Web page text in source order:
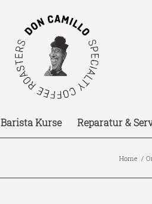
Barista Kurse Reparatur &
Home /